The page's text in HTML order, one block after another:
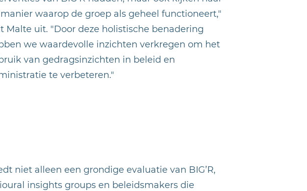
waarop de groep als geheel functioneert,"
Malte uit. "Door deze holistische benadering
we waardevolle inzichten verkregen om het
van gedragsinzichten in beleid en
te verbeteren."
niet alleen een grondige evaluatie van BIG’R,
insights groups en beleidsmakers die